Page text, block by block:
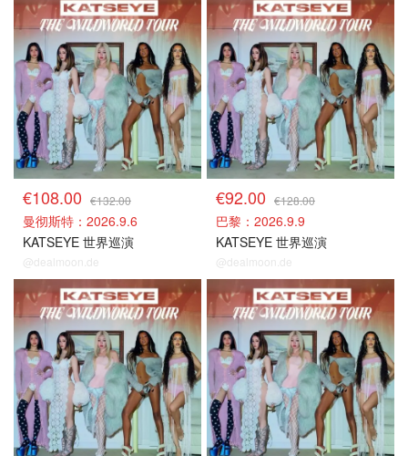
门票捡漏
€108.00 €132.00
曼彻斯特：2026.9.6
KATSEYE 世界巡演
@dealmoon.de
门票捡漏
€92.00 €128.00
巴黎：2026.9.9
KATSEYE 世界巡演
@dealmoon.de
门票捡漏 门票捡漏